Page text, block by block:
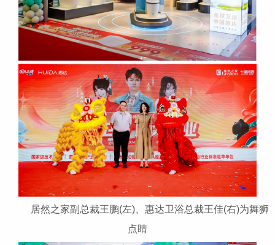
居然之家副总裁王鹏(左)、惠达卫浴总裁王佳(右)为舞狮
点睛